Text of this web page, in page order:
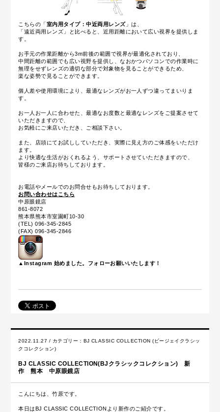
こちらの「室内用タイプ：中近両用レンズ」は、
「遠近両用レンズ」と比べると、近用距離において広い視界を提供しま
す。
お手元の作業距離から3m前後の範囲で視界が最適化されており、
中間距離の範囲でも広い視野を提供し、なおかつパソコンでの作業時に
無理をせずレンズの適切な部分で対象物を見ることができるため、
楽な姿勢で見ることができます。
個人差や使用環境により、最適なレンズがお一人ずつ違ってまいりま
す。
お一人お一人に合わせた、最適なお度数と最適なレンズをご提案させて
いただきますので、
お気軽にご来店いただき、ご相談下さい。
また、店頭にてお試ししていただき、実際に見え方のご体感をいただけ
ます。
より快適な生活がおくれるよう、サポートさせていただきますので、
皆様のご来店お待ちしております。
お電話やメールでのお問合せもお待ちしております。
お問い合わせはこちら
中原眼鏡店
861-8072
熊本県熊本市室園町10-30
(TEL) 096-345-2845
(FAX) 096-345-2846
▲Instagram 始めました。フォローお願いいたします！
2022.11.27 / カテゴリー： BJ CLASSIC COLLECTION (ビージェイクラシッ
クコレクション)
BJ CLASSIC COLLECTION(BJクラシックコレクション) 新
作 熊本 中原眼鏡店
こんにちは、竹原です。
本日はBJ CLASSIC COLLECTIONより新作のご紹介です。